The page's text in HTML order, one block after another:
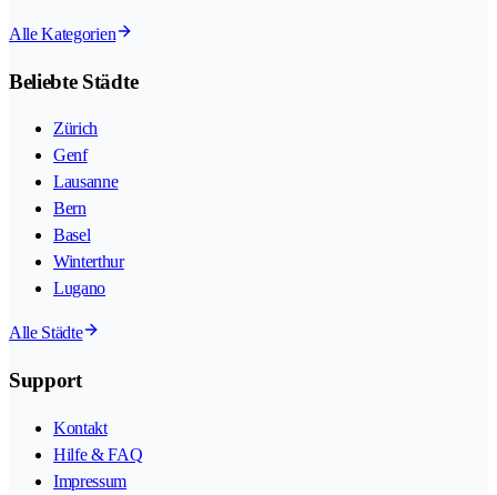
Alle Kategorien
Beliebte Städte
Zürich
Genf
Lausanne
Bern
Basel
Winterthur
Lugano
Alle Städte
Support
Kontakt
Hilfe & FAQ
Impressum